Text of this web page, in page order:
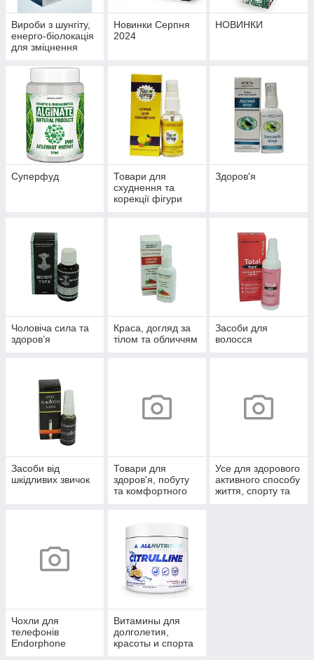
Вироби з шунгіту,
енерго-біолокація
для зміцнення
профілактики
хвороб
Новинки Серпня
2024
НОВИНКИ
Суперфуд
Товари для
схуднення та
корекції фігури
Здоров'я
Чоловіча сила та
здоров’я
Краса, догляд за
тілом та обличчям
Засоби для
волосся
Засоби від
шкідливих звичок
Товари для
здоров'я, побуту
та комфортного
Усе для здорового
активного способу
життя, спорту та
Чохли для
телефонів
Endorphone
Витамины для
долголетия,
красоты и спорта